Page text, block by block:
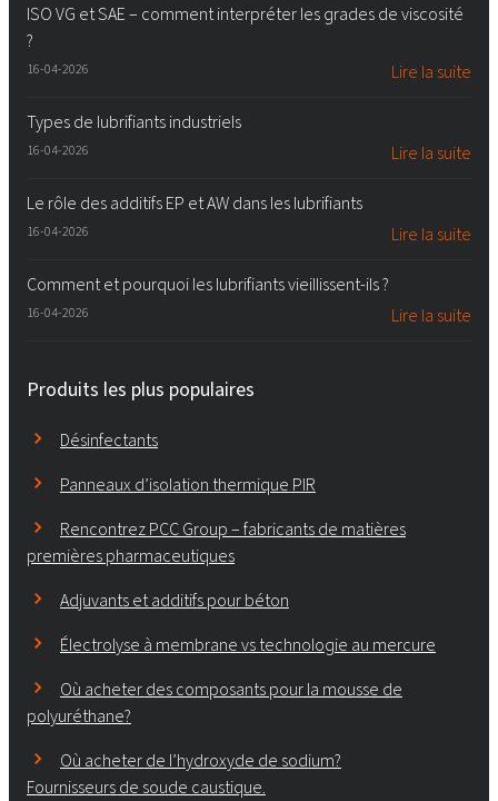
ISO VG et SAE – comment interpréter les grades de viscosité
?
16-04-2026 Lire la suite
Types de lubrifiants industriels
16-04-2026 Lire la suite
Le rôle des additifs EP et AW dans les lubrifiants
16-04-2026 Lire la suite
Comment et pourquoi les lubrifiants vieillissent-ils ?
16-04-2026 Lire la suite
Produits les plus populaires
Désinfectants
Panneaux d’isolation thermique PIR
Rencontrez PCC Group – fabricants de matières
premières pharmaceutiques
Adjuvants et additifs pour béton
Électrolyse à membrane vs technologie au mercure
Où acheter des composants pour la mousse de
polyuréthane?
Où acheter de l’hydroxyde de sodium?
Fournisseurs de soude caustique.